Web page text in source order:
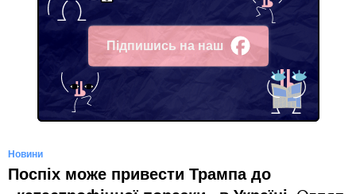
Підпишись на наш
Facebook
Новини
Поспіх може привести Трампа до